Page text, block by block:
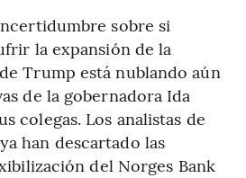
sobre si
la expansión de la
Trump está nublando aún
de la gobernadora Ida
colegas. Los analistas de
han descartado las
del Norges Bank